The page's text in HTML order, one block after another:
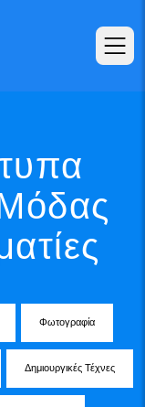
Φωτογραφία
Δημιουργικές Τέχνες